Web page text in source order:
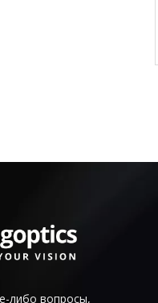
либо вопросы,